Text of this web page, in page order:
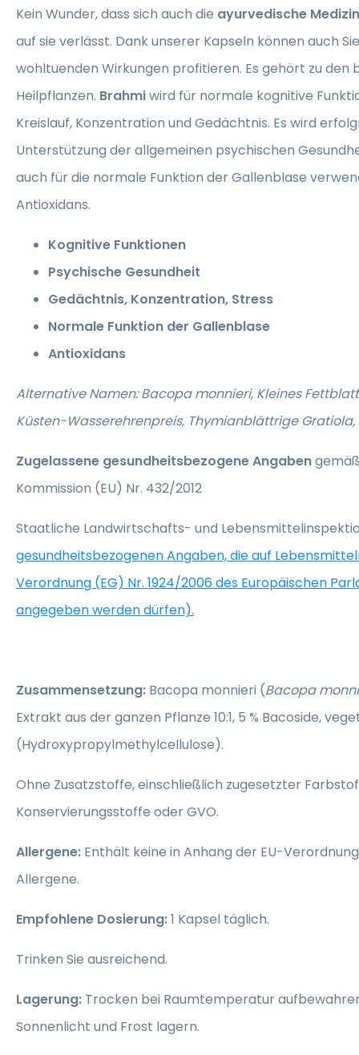
Kein Wunder, dass sich auch die ayurvedische Medizin
auf sie verlässt. Dank unserer Kapseln können auch
wohltuenden Wirkungen profitieren. Es gehört zu den
Heilpflanzen. Brahmiwird für normale kognitive
Kreislauf, Konzentration und Gedächtnis. Es wird
Unterstützung der allgemeinen psychischen
auch für die normale Funktion der Gallenblase
Antioxidans.
Kognitive Funktionen
Psychische Gesundheit
Gedächtnis, Konzentration, Stress
Normale Funktion der Gallenblase
Antioxidans
Alternative Namen: Bacopa monnieri, Kleines
Küsten-Wasserehrenpreis, Thymianblättrige
Zugelassene gesundheitsbezogene Angaben
Kommission (EU) Nr. 432/2012
Staatliche Landwirtschafts- und
gesundheitsbezogenen Angaben, die auf
Verordnung (EG) Nr. 1924/2006 des Europäischen
angegeben werden dürfen).
Zusammensetzung: Bacopa monnieri (Bacopa
Extrakt aus der ganzen Pflanze 10:1, 5 % Bacoside,
(Hydroxypropylmethylcellulose).
Ohne Zusatzstoffe, einschließlich zugesetzter
Konservierungsstoffe oder GVO.
Allergene: Enthält keine in Anhang der EU-Verordnung
Allergene.
Empfohlene Dosierung:1 Kapsel täglich.
Trinken Sie ausreichend.
Lagerung: Trocken bei Raumtemperatur
Sonnenlicht und Frost lagern.